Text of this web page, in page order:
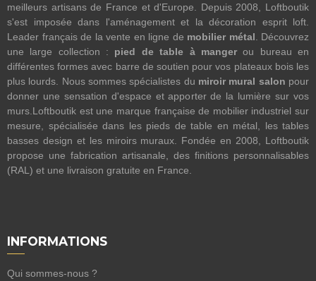
meilleurs artisans de France et d'Europe. Depuis 2008, Loftboutik
s'est imposée dans l'aménagement et la décoration esprit loft.
Leader français de la vente en ligne de mobilier métal . Découvrez
une large collection : pied de table à mangerou bureau en
différentes formes avec barre de soutien pour vos plateaux bois les
plus lourds. Nous sommes spécialistes du miroir mural salon pour
donner une sensation d'espace et apporter de la lumière sur vos
murs.Loftboutik est une marque française de mobilier industriel sur
mesure, spécialisée dans les pieds de table en métal, les tables
basses design et les miroirs muraux. Fondée en 2008, Loftboutik
propose une fabrication artisanale, des finitions personnalisables
(RAL) et une livraison gratuite en France.
INFORMATIONS
Qui sommes-nous ?